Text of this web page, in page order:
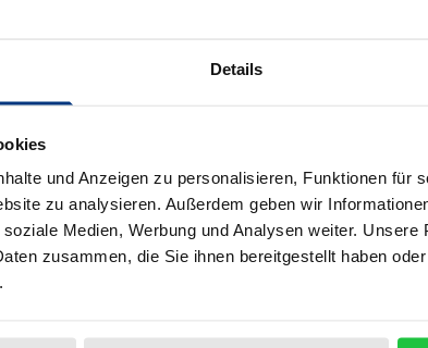
Details
und Anzeigen zu personalisieren, Funktionen für
zu analysieren. Außerdem geben wir
Medien, Werbung und Analysen weiter. Unsere
zusammen, die Sie ihnen bereitgestellt haben
Add to Cart Add to Wish List
Delivery cost notice